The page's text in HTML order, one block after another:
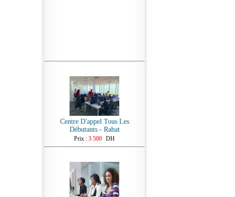
Centre D'appel Tous Les
Débutants - Rabat
Prix : 3 500 DH